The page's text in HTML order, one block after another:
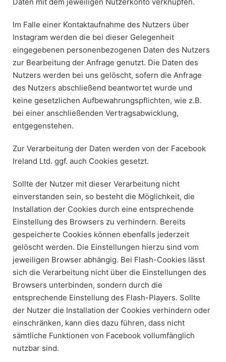
Daten mit dem jeweiligen Nutzerkonto verknüpfen.
Im Falle einer Kontaktaufnahme des Nutzers über
Instagram werden die bei dieser Gelegenheit
eingegebenen personenbezogenen Daten des Nutzers
zur Bearbeitung der Anfrage genutzt. Die Daten des
Nutzers werden bei uns gelöscht, sofern die Anfrage
des Nutzers abschließend beantwortet wurde und
keine gesetzlichen Aufbewahrungspflichten, wie z.B.
bei einer anschließenden Vertragsabwicklung,
entgegenstehen.
Zur Verarbeitung der Daten werden von der Facebook
Ireland Ltd. ggf. auch Cookies gesetzt.
Sollte der Nutzer mit dieser Verarbeitung nicht
einverstanden sein, so besteht die Möglichkeit, die
Installation der Cookies durch eine entsprechende
Einstellung des Browsers zu verhindern. Bereits
gespeicherte Cookies können ebenfalls jederzeit
gelöscht werden. Die Einstellungen hierzu sind vom
jeweiligen Browser abhängig. Bei Flash-Cookies lässt
sich die Verarbeitung nicht über die Einstellungen des
Browsers unterbinden, sondern durch die
entsprechende Einstellung des Flash-Players. Sollte
der Nutzer die Installation der Cookies verhindern oder
einschränken, kann dies dazu führen, dass nicht
sämtliche Funktionen von Facebook vollumfänglich
nutzbar sind.